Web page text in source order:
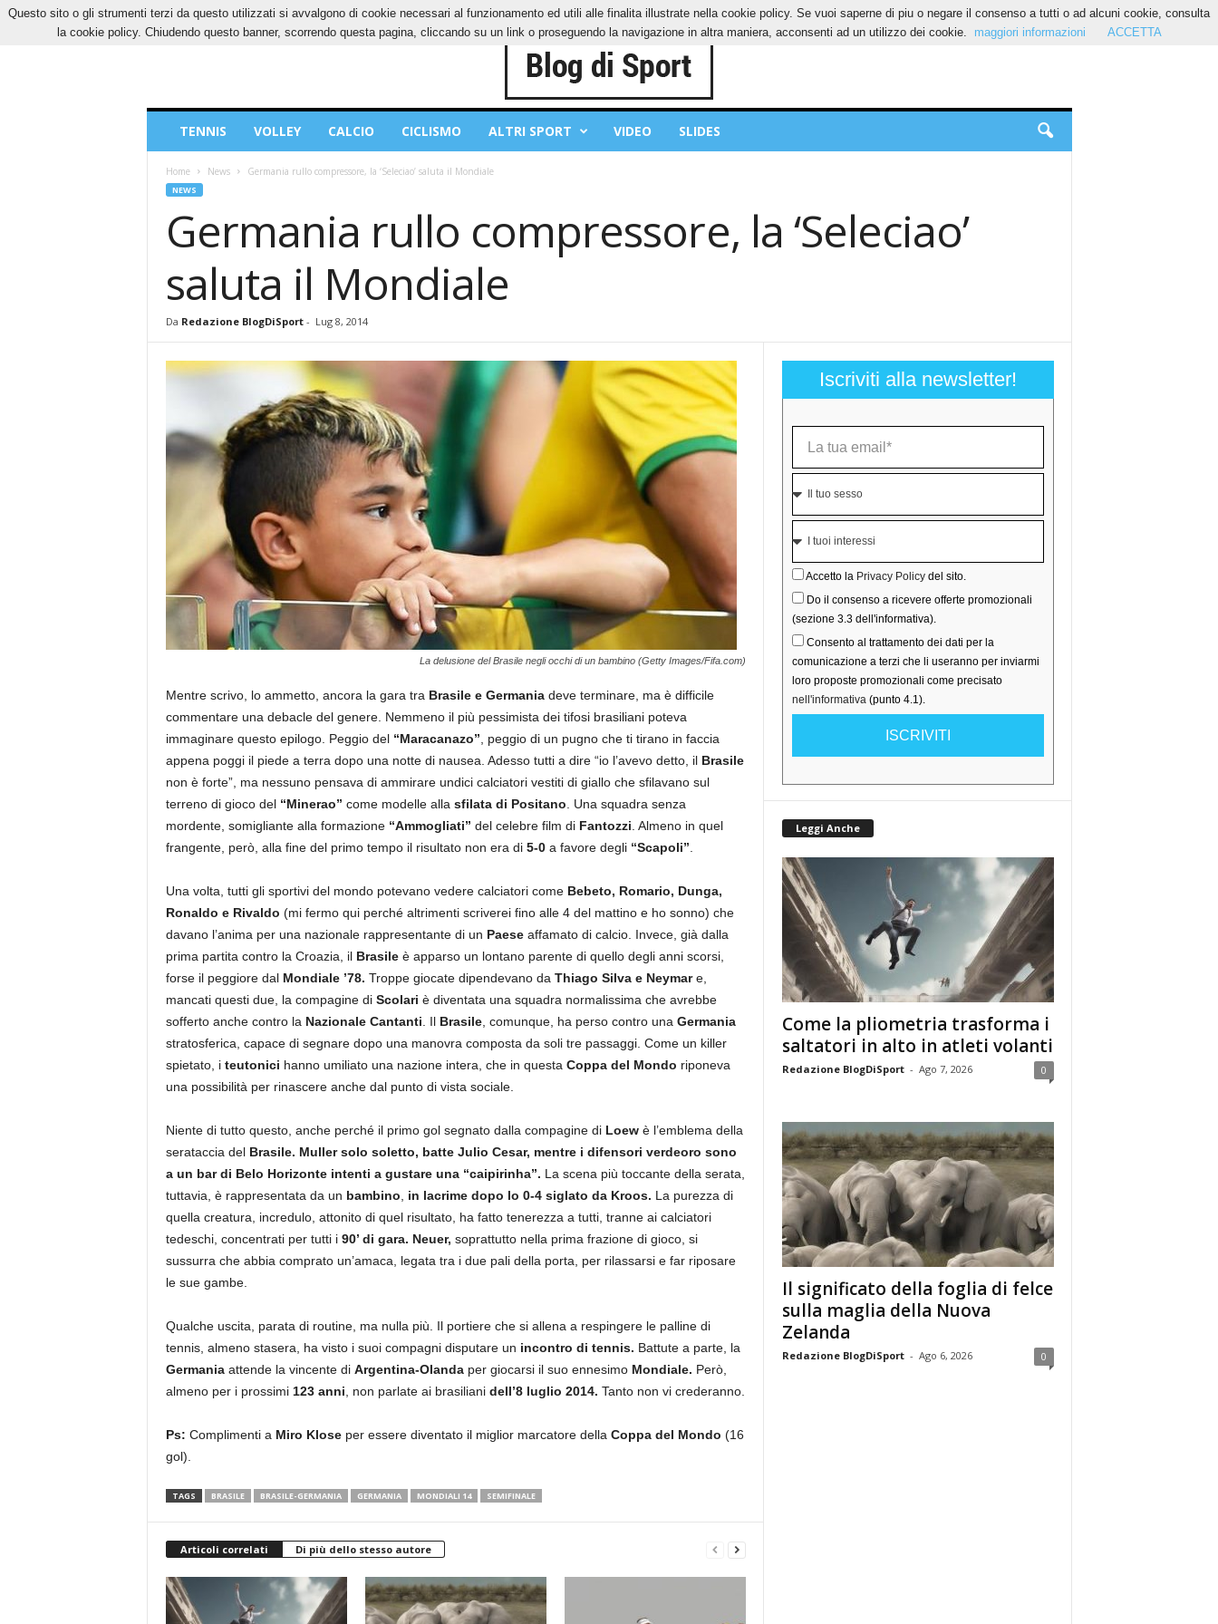
SABATO, 8 AGOSTO 2026 CONTATTI COOKIES PRIVACY POLICY
Sport
TENNIS VOLLEY CALCIO CICLISMO ALTRI SPORT VIDEO SLIDES
Home News Germania rullo compressore, la ‘Seleciao’ saluta il Mondiale
NEWS
Germania rullo compressore, la ‘Seleciao’
saluta il Mondiale
Da Redazione BlogDiSport- Lug 8, 2014
La delusione del Brasile negli occhi di un bambino (Getty Images/Fifa.com)
Mentre scrivo, lo ammetto, ancora la gara tra Brasile e Germaniadeve terminare, ma è difficile
commentare una debacle del genere. Nemmeno il più pessimista dei tifosi brasiliani poteva
immaginare questo epilogo. Peggio del “Maracanazo” , peggio di un pugno che ti tirano in faccia
appena poggi il piede a terra dopo una notte di nausea. Adesso tutti a dire “io l’avevo detto, il Brasile
non è forte”, ma nessuno pensava di ammirare undici calciatori vestiti di giallo che sfilavano sul
terreno di gioco del “Minerao” come modelle alla sfilata di Positano . Una squadra senza
mordente, somigliante alla formazione “Ammogliati” del celebre film di Fantozzi . Almeno in quel
frangente, però, alla fine del primo tempo il risultato non era di 5-0a favore degli “Scapoli”
Una volta, tutti gli sportivi del mondo potevano vedere calciatori come Bebeto, Romario, Dunga,
Ronaldo e Rivaldo (mi fermo qui perché altrimenti scriverei fino alle 4 del mattino e ho sonno) che
davano l’anima per una nazionale rappresentante di un Paeseaffamato di calcio. Invece, già dalla
prima partita contro la Croazia, il Brasileè apparso un lontano parente di quello degli anni scorsi,
forse il peggiore dal Mondiale ’78. Troppe giocate dipendevano da Thiago Silva e Neymare,
mancati questi due, la compagine di Scolari è diventata una squadra normalissima che avrebbe
sofferto anche contro la Nazionale Cantanti . Il Brasile, comunque, ha perso contro una Germania
stratosferica, capace di segnare dopo una manovra composta da soli tre passaggi. Come un killer
spietato, i teutonici hanno umiliato una nazione intera, che in questa Coppa del Mondo riponeva
una possibilità per rinascere anche dal punto di vista sociale.
Niente di tutto questo, anche perché il primo gol segnato dalla compagine di Loew è l’emblema della
serataccia del Brasile. Muller solo soletto, batte Julio Cesar, mentre i difensori verdeoro sono
a un bar di Belo Horizonte intenti a gustare una “caipirinha”. La scena più toccante della serata,
tuttavia, è rappresentata da un bambino in lacrime dopo lo 0-4 siglato da Kroos. La purezza di
quella creatura, incredulo, attonito di quel risultato, ha fatto tenerezza a tutti, tranne ai calciatori
tedeschi, concentrati per tutti i90’ di gara. Neuer, soprattutto nella prima frazione di gioco, si
sussurra che abbia comprato un’amaca, legata tra i due pali della porta, per rilassarsi e far riposare
le sue gambe.
Qualche uscita, parata di routine, ma nulla più. Il portiere che si allena a respingere le palline di
tennis, almeno stasera, ha visto i suoi compagni disputare un incontro di tennis. Battute a parte, la
Germania attende la vincente di Argentina-Olandaper giocarsi il suo ennesimo Mondiale. Però,
almeno per i prossimi 123 anni , non parlate ai brasiliani dell’8 luglio 2014. Tanto non vi crederanno.
Ps: Complimenti a Miro Kloseper essere diventato il miglior marcatore della Coppa del Mondo (16
gol).
TAGS BRASILE BRASILE-GERMANIA GERMANIA MONDIALI 14 SEMIFINALE
Articoli correlati Di più dello stesso autore
Iscriviti alla newsletter!
Accetto la Privacy Policydel sito.
Do il consenso a ricevere offerte promozionali
(sezione 3.3 dell'informativa).
Consento al trattamento dei dati per la
comunicazione a terzi che li useranno per inviarmi
loro proposte promozionali come precisato
nell'informativa(punto 4.1).
ISCRIVITI
Leggi Anche
Come la pliometria trasforma i
saltatori in alto in atleti volanti
Redazione BlogDiSport - Ago 7, 2026 0
Il significato della foglia di felce
sulla maglia della Nuova
Zelanda
Redazione BlogDiSport - Ago 6, 2026 0
Questo sito o gli strumenti terzi da questo utilizzati si avvalgono di cookie necessari al funzionamento ed utili alle finalita illustrate nella cookie policy. Se vuoi saperne di piu o negare il consenso a tutti o ad alcuni cookie, consulta
la cookie policy. Chiudendo questo banner, scorrendo questa pagina, cliccando su un link o proseguendo la navigazione in altra maniera, acconsenti ad un utilizzo dei cookie.
maggiori informazioni ACCETTA